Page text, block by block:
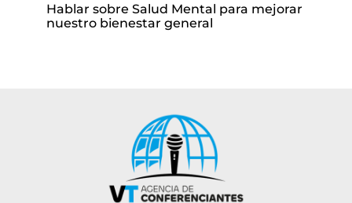
Hablar sobre Salud Mental para mejorar
nuestro bienestar general